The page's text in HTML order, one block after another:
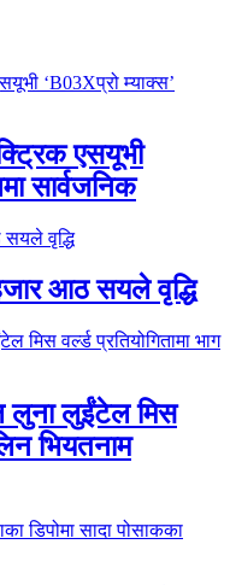
एसयूभी
सार्वजनिक
आठ सयले वृद्धि
लुना लुईंटेल मिस
भियतनाम